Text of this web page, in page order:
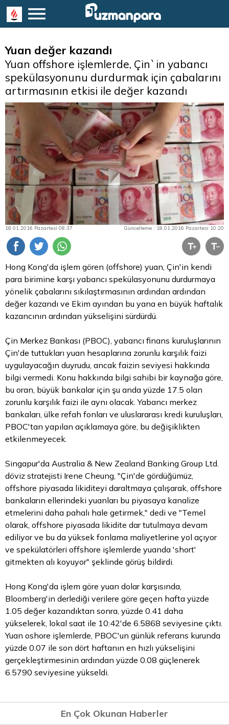
Yuan değer kazandı
Yuan offshore işlemlerde, Çin`in yabancı
spekülasyonunu durdurmak için çabalarını
artırmasının etkisi ile değer kazandı
18.01.2016 Pazartesi 08:37 Güncelleme : 18.01.2016 Pazartesi 10:20
Hong Kong'da işlem gören (offshore) yuan, Çin'in kendi
para birimine karşı yabancı spekülasyonunu durdurmaya
yönelik çabalarını sıkılaştırmasının ardından ardından
değer kazandı ve Ekim ayından bu yana en büyük haftalık
kazancının ardından yükselişini sürdürdü.
Çin Merkez Bankası (PBOC), yabancı finans kuruluşlarının
Çin'de tuttukları yuan hesaplarına zorunlu karşılık faizi
uygulayacağın duyrudu, ancak faizin seviyesi hakkında
bilgi vermedi. Konu hakkında bilgi sahibi bir kaynağa göre,
bu oran, büyük bankalar için şu anda yüzde 17.5 olan
zorunlu karşılık faizi ile aynı olacak. Yabancı merkez
bankaları, ülke refah fonları ve uluslararası kredi kuruluşları,
PBOC'tan yapılan açıklamaya göre, bu değişiklikten
etkilenmeyecek.
Singapur'da Australia & New Zealand Banking Group Ltd.
döviz stratejisti Irene Cheung, "Çin'de gördüğümüz,
offshore piyasada likiditeyi daraltmaya çalışarak, offshore
bankaların ellerindeki yuanları bu piyasaya kanalize
etmelerini daha pahalı hale getirmek," dedi ve "Temel
olarak, offshore piyasada likidite dar tutulmaya devam
ediliyor ve bu da yüksek fonlama maliyetlerine yol açıyor
ve spekülatörleri offshore işlemlerde yuanda 'short'
gitmekten alı koyuyor" şeklinde görüş bildirdi.
Hong Kong'da işlem göre yuan dolarkarşısında,
Bloomberg'in derlediği verilere göre geçen hafta yüzde
1.05 değer kazandıktan sonra, yüzde 0.41 daha
yükselerek, lokal saat ile 10:42'de 6.5868 seviyesine çıktı.
Yuan oshore işlemlerde, PBOC'un günlük referans kurunda
yüzde 0.07 ile son dört haftanın en hızlı yükselişini
gerçekleştirmesinin ardından yüzde 0.08 güçlenerek
6.5790 seviyesine yükseldi.
En Çok Okunan Haberler